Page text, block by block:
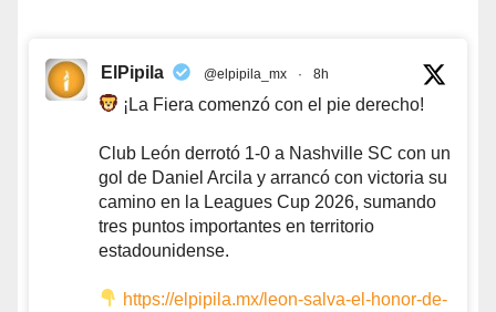
ElPipila @elpipila_mx · 8h
¡La Fiera comenzó con el pie derecho!
Club León derrotó 1-0 a Nashville SC con un
gol de Daniel Arcila y arrancó con victoria su
camino en la Leagues Cup 2026, sumando
tres puntos importantes en territorio
estadounidense.
https://elpipila.mx/leon-salva-el-honor-de-